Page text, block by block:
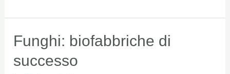
Funghi: biofabbriche di
successo
Funghi:
biofabbriche
di